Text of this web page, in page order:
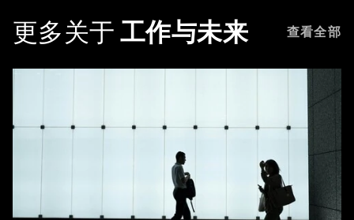
更多关于 工作与未来 查看全部